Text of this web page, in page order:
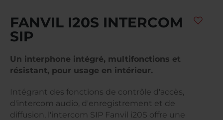
FANVIL I20S INTERCOM
SIP
Un interphone intégré, multifonctions et
résistant, pour usage en intérieur.
Intégrant des fonctions de contrôle d'accès,
d'intercom audio, d'enregistrement et de
diffusion, l'intercom SIP Fanvil i20S offre une